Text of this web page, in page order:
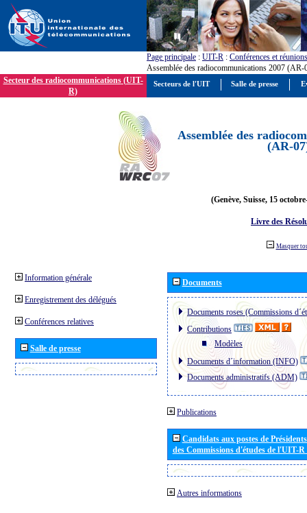
Page principale : UIT-R : Conférences et réunions
Assemblée des radiocommunications 2007 (AR-
Secteur des radiocommunications (UIT-
R)
Assemblée des
(AR-
(Genève, Suisse, 15
Livre des
Masquer
Information générale
Enregistrement des délégués
Conférences relatives
Salle de presse
Documents
Documents roses (Commissions
Contributions
Modèles
Documents d´information (INFO)
Documents administratifs (ADM)
Publications
Candidats aux postes de
des Commissions d'études de l'UIT-
Autres informations
Secteurs de l'UIT Salle de presse